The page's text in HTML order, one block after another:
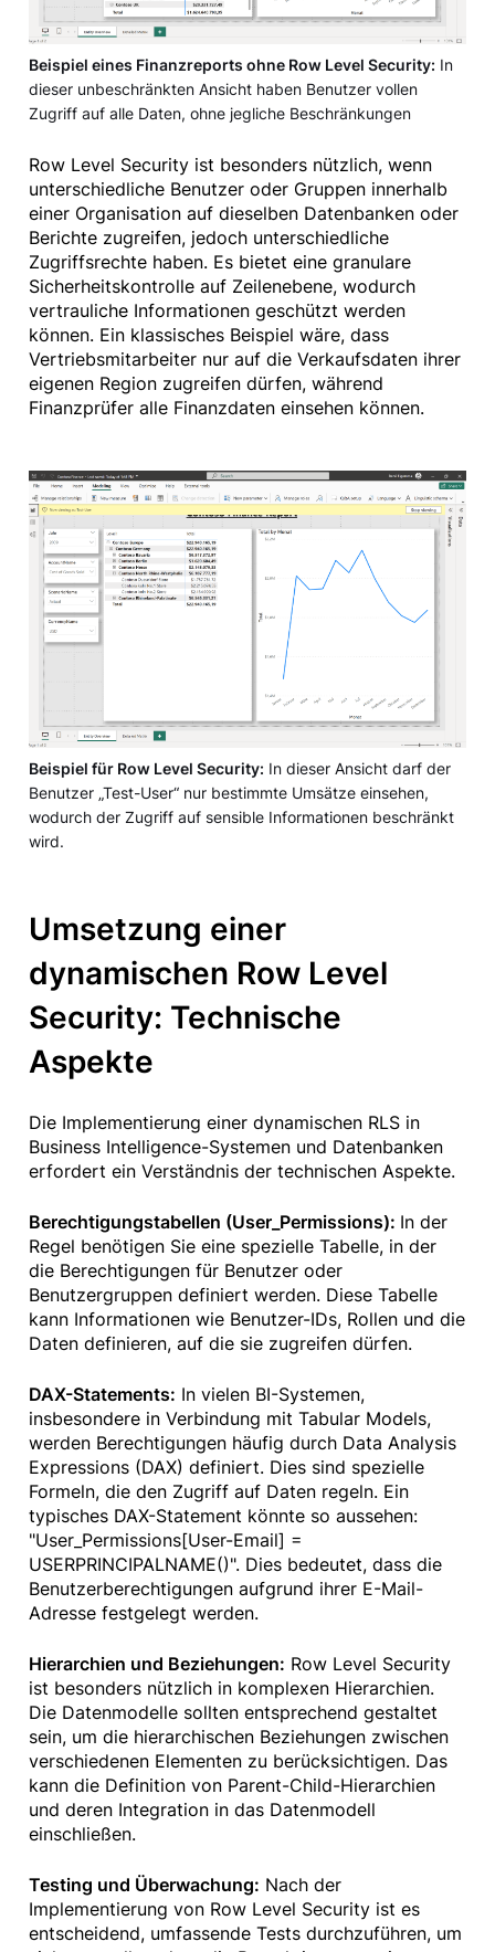
Beispiel eines Finanzreports ohne Row Level Security: In
dieser unbeschränkten Ansicht haben Benutzer vollen
Zugriff auf alle Daten, ohne jegliche Beschränkungen
Row Level Security ist besonders nützlich, wenn
unterschiedliche Benutzer oder Gruppen innerhalb
einer Organisation auf dieselben Datenbanken oder
Berichte zugreifen, jedoch unterschiedliche
Zugriffsrechte haben. Es bietet eine granulare
Sicherheitskontrolle auf Zeilenebene, wodurch
vertrauliche Informationen geschützt werden
können. Ein klassisches Beispiel wäre, dass
Vertriebsmitarbeiter nur auf die Verkaufsdaten ihrer
eigenen Region zugreifen dürfen, während
Finanzprüfer alle Finanzdaten einsehen können.
Beispiel für Row Level Security: In dieser Ansicht darf der
Benutzer „Test-User“ nur bestimmte Umsätze einsehen,
wodurch der Zugriff auf sensible Informationen beschränkt
wird.
Umsetzung einer
dynamischen Row Level
Security: Technische
Aspekte
Die Implementierung einer dynamischen RLS in
Business Intelligence-Systemen und Datenbanken
erfordert ein Verständnis der technischen Aspekte.
Berechtigungstabellen (User_Permissions): In der
Regel benötigen Sie eine spezielle Tabelle, in der
die Berechtigungen für Benutzer oder
Benutzergruppen definiert werden. Diese Tabelle
kann Informationen wie Benutzer-IDs, Rollen und die
Daten definieren, auf die sie zugreifen dürfen.
DAX-Statements: In vielen BI-Systemen,
insbesondere in Verbindung mit Tabular Models,
werden Berechtigungen häufig durch Data Analysis
Expressions (DAX) definiert. Dies sind spezielle
Formeln, die den Zugriff auf Daten regeln. Ein
typisches DAX-Statement könnte so aussehen:
"User_Permissions[User-Email] =
USERPRINCIPALNAME()". Dies bedeutet, dass die
Benutzerberechtigungen aufgrund ihrer E-Mail-
Adresse festgelegt werden.
Hierarchien und Beziehungen: Row Level Security
ist besonders nützlich in komplexen Hierarchien.
Die Datenmodelle sollten entsprechend gestaltet
sein, um die hierarchischen Beziehungen zwischen
verschiedenen Elementen zu berücksichtigen. Das
kann die Definition von Parent-Child-Hierarchien
und deren Integration in das Datenmodell
einschließen.
Testing und Überwachung: Nach der
Implementierung von Row Level Security ist es
entscheidend, umfassende Tests durchzuführen, um